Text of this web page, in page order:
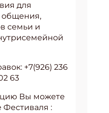
для
общения,
семьи и
+7(926) 236
63
Вы можете
Фестиваля :